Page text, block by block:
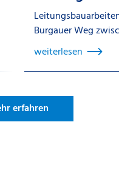
Burgauer Weg
weiterlesen
erfahren